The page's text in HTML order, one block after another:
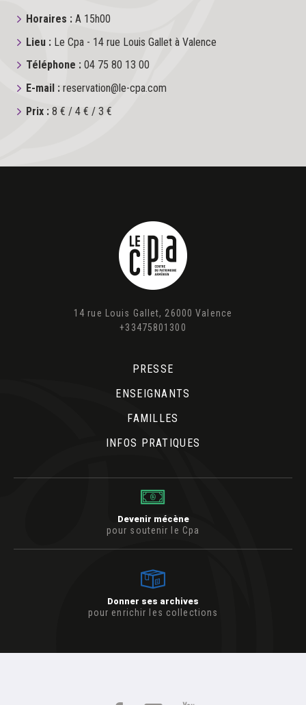
Horaires : A 15h00
Lieu : Le Cpa - 14 rue Louis Gallet à Valence
Téléphone : 04 75 80 13 00
E-mail : reservation@le-cpa.com
Prix : 8 € / 4 € / 3 €
14 rue Louis Gallet, 26000 Valence
+33475801300
PRESSE
ENSEIGNANTS
FAMILLES
INFOS PRATIQUES
Devenir mécène
pour soutenir le Cpa
Donner ses archives
pour enrichir les collections